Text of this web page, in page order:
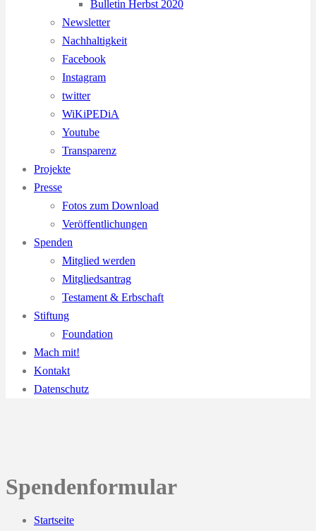
Bulletin Herbst 2020
Newsletter
Nachhaltigkeit
Facebook
Instagram
twitter
WiKiPEDiA
Youtube
Transparenz
Projekte
Presse
Fotos zum Download
Veröffentlichungen
Spenden
Mitglied werden
Mitgliedsantrag
Testament & Erbschaft
Stiftung
Foundation
Mach mit!
Kontakt
Datenschutz
Spendenformular
Startseite